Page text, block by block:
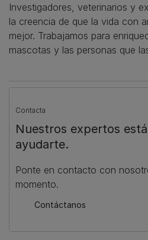
Investigadores, veterinarios y
la creencia de que la vida con
mejor. Trabajamos para
mascotas y las personas que
Contacta
Nuestros expertos
ayudarte.
Ponte en contacto con
momento.
Contáctanos